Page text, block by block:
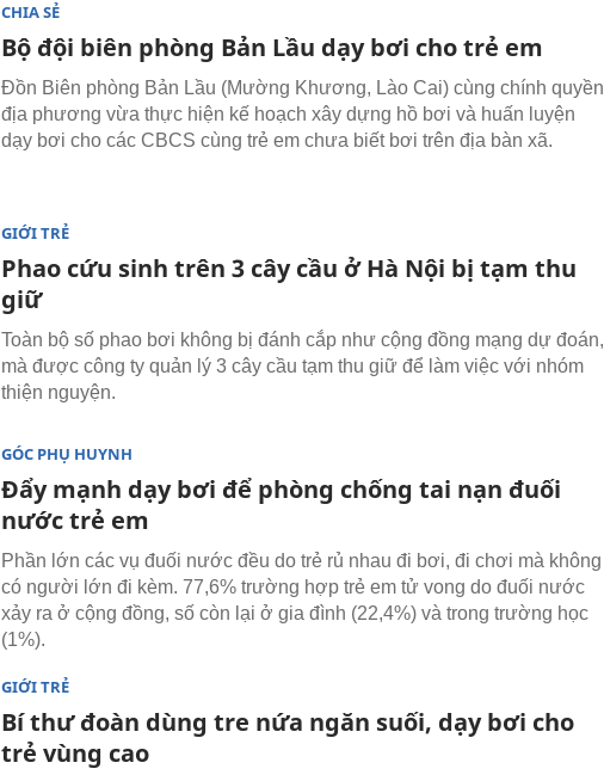
CHIA SẺ
Bộ đội biên phòng Bản Lầu dạy bơi cho trẻ em
Đồn Biên phòng Bản Lầu (Mường Khương, Lào Cai) cùng chính quyền
địa phương vừa thực hiện kế hoạch xây dựng hồ bơi và huấn luyện
dạy bơi cho các CBCS cùng trẻ em chưa biết bơi trên địa bàn xã.
GIỚI TRẺ
Phao cứu sinh trên 3 cây cầu ở Hà Nội bị tạm thu
giữ
Toàn bộ số phao bơi không bị đánh cắp như cộng đồng mạng dự đoán,
mà được công ty quản lý 3 cây cầu tạm thu giữ để làm việc với nhóm
thiện nguyện.
GÓC PHỤ HUYNH
Đẩy mạnh dạy bơi để phòng chống tai nạn đuối
nước trẻ em
Phần lớn các vụ đuối nước đều do trẻ rủ nhau đi bơi, đi chơi mà không
có người lớn đi kèm. 77,6% trường hợp trẻ em tử vong do đuối nước
xảy ra ở cộng đồng, số còn lại ở gia đình (22,4%) và trong trường học
(1%).
GIỚI TRẺ
Bí thư đoàn dùng tre nứa ngăn suối, dạy bơi cho
trẻ vùng cao